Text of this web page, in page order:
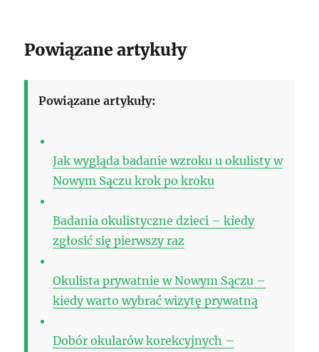
Powiązane artykuły
Powiązane artykuły:
Jak wygląda badanie wzroku u okulisty w
Nowym Sączu krok po kroku
Badania okulistyczne dzieci – kiedy
zgłosić się pierwszy raz
Okulista prywatnie w Nowym Sączu –
kiedy warto wybrać wizytę prywatną
Dobór okularów korekcyjnych –